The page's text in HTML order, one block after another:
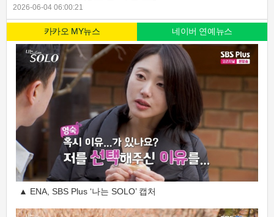
2026-06-04 06:00:21
카카오 MY뉴스 네이버 연예뉴스
▲ ENA, SBS Plus ‘나는 SOLO’ 캡처